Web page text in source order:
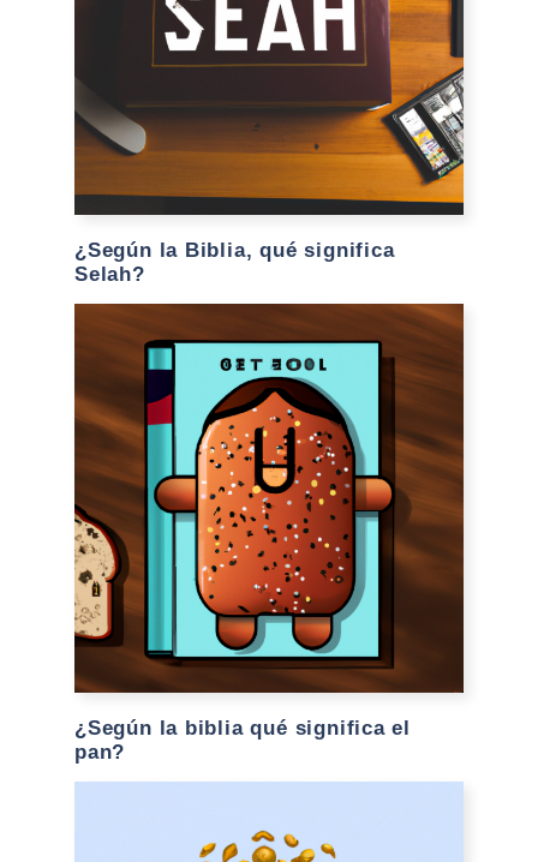
¿Según la Biblia, qué significa
Selah?
¿Según la biblia qué significa el
pan?